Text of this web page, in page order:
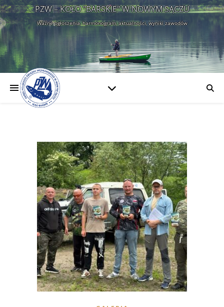
PZW – KOŁO "BARSKIE" W NOWYM SĄCZU
Ważne ogłoszenia, harmonogram, aktualności, wyniki zawodów